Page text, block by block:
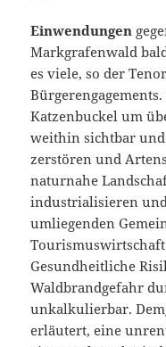
Einwendungen
Markgrafenwald
es viele, so der
Katzenbuckel um
weithin sichtbar
zerstören und
naturnahe
industrialisieren
umliegenden
Gesundheitliche
Waldbrandgefahr
unkalkulierbar.
erläutert, eine